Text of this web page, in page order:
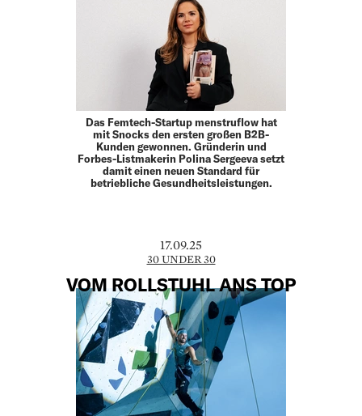
Das Femtech-Startup menstruflow hat
mit Snocks den ersten großen B2B-
Kunden gewonnen. Gründerin und
Forbes-Listmakerin Polina Sergeeva setzt
damit einen neuen Standard für
betriebliche Gesundheitsleistungen.
17.09.25
30 UNDER 30
VOM ROLLSTUHL ANS TOP